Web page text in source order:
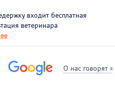
входит бесплатная
ветеринара
О нас говорят »